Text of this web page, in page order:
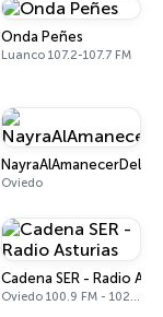
Onda Peñes
Luanco 107.2-107.7 FM
NayraAlAmanecerDelSol
Oviedo
Cadena SER - Radio
Oviedo 100.9 FM - 1026 AM